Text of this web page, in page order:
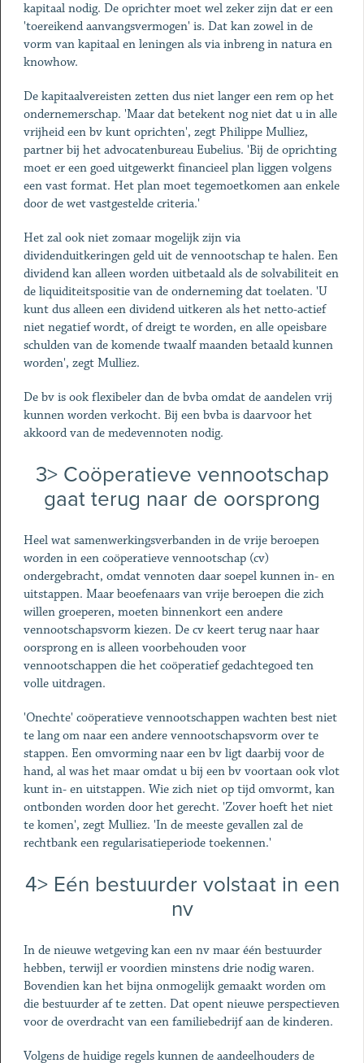
kapitaal nodig. De oprichter moet wel zeker zijn dat er een
'toereikend aanvangsvermogen' is. Dat kan zowel in de
vorm van kapitaal en leningen als via inbreng in natura en
knowhow.
De kapitaalvereisten zetten dus niet langer een rem op het
ondernemerschap. 'Maar dat betekent nog niet dat u in alle
vrijheid een bv kunt oprichten', zegt Philippe Mulliez,
partner bij het advocatenbureau Eubelius. 'Bij de oprichting
moet er een goed uitgewerkt financieel plan liggen volgens
een vast format. Het plan moet tegemoetkomen aan enkele
door de wet vastgestelde criteria.'
Het zal ook niet zomaar mogelijk zijn via
dividenduitkeringen geld uit de vennootschap te halen. Een
dividend kan alleen worden uitbetaald als de solvabiliteit en
de liquiditeitspositie van de onderneming dat toelaten. 'U
kunt dus alleen een dividend uitkeren als het netto-actief
niet negatief wordt, of dreigt te worden, en alle opeisbare
schulden van de komende twaalf maanden betaald kunnen
worden', zegt Mulliez.
De bv is ook flexibeler dan de bvba omdat de aandelen vrij
kunnen worden verkocht. Bij een bvba is daarvoor het
akkoord van de medevennoten nodig.
3> Coöperatieve vennootschap
gaat terug naar de oorsprong
Heel wat samenwerkingsverbanden in de vrije beroepen
worden in een coöperatieve vennootschap (cv)
ondergebracht, omdat vennoten daar soepel kunnen in- en
uitstappen. Maar beoefenaars van vrije beroepen die zich
willen groeperen, moeten binnenkort een andere
vennootschapsvorm kiezen. De cv keert terug naar haar
oorsprong en is alleen voorbehouden voor
vennootschappen die het coöperatief gedachtegoed ten
volle uitdragen.
'Onechte' coöperatieve vennootschappen wachten best niet
te lang om naar een andere vennootschapsvorm over te
stappen. Een omvorming naar een bv ligt daarbij voor de
hand, al was het maar omdat u bij een bv voortaan ook vlot
kunt in- en uitstappen. Wie zich niet op tijd omvormt, kan
ontbonden worden door het gerecht. 'Zover hoeft het niet
te komen', zegt Mulliez. 'In de meeste gevallen zal de
rechtbank een regularisatieperiode toekennen.'
4> Eén bestuurder volstaat in een
nv
In de nieuwe wetgeving kan een nv maar één bestuurder
hebben, terwijl er voordien minstens drie nodig waren.
Bovendien kan het bijna onmogelijk gemaakt worden om
die bestuurder af te zetten. Dat opent nieuwe perspectieven
voor de overdracht van een familiebedrijf aan de kinderen.
Volgens de huidige regels kunnen de aandeelhouders de